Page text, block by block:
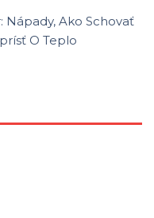
Nápady, Ako Schovať
O Teplo